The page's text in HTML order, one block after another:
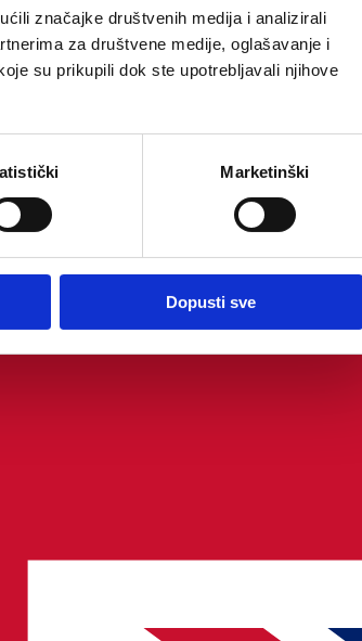
značajke društvenih medija i analizirali
za društvene medije, oglašavanje i
su prikupili dok ste upotrebljavali njihove
Marketinški
Dopusti sve